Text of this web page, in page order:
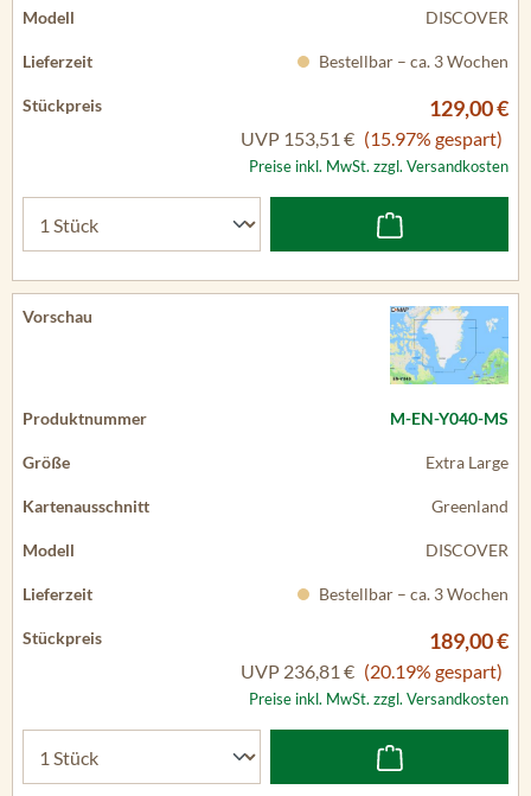
DISCOVER
Bestellbar – ca. 3 Wochen
129,00 €
UVP 153,51 € (15.97% gespart)
Preise inkl. MwSt. zzgl. Versandkosten
M-EN-Y040-MS
Extra Large
Greenland
DISCOVER
Bestellbar – ca. 3 Wochen
189,00 €
UVP 236,81 € (20.19% gespart)
Preise inkl. MwSt. zzgl. Versandkosten